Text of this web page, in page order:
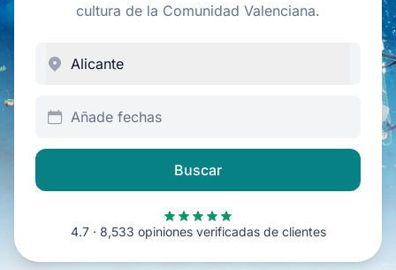
cultura de la Comunidad Valenciana.
Añade fechas
Buscar
4.7 · 8,533 opiniones verificadas de clientes